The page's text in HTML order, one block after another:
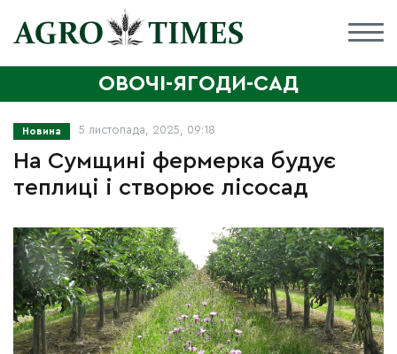
ОВОЧІ-ЯГОДИ-САД
Новина 5 листопада, 2025, 09:18
На Сумщині фермерка будує
теплиці і створює лісосад